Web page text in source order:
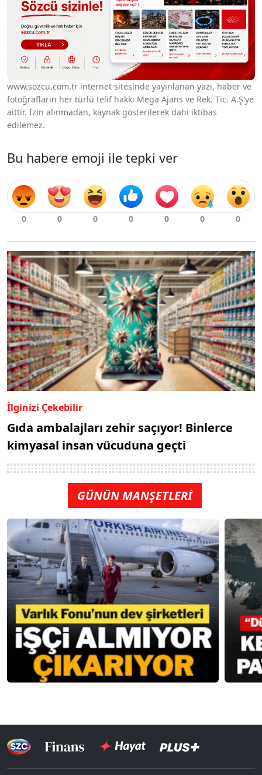
www.sozcu.com.tr internet sitesinde yayınlanan yazı, haber ve
fotoğrafların her türlü telif hakkı Mega Ajans ve Rek. Tic. A.Ş'ye
aittir. İzin alınmadan, kaynak gösterilerek dahi iktibas
edilemez.
Bu habere emoji ile tepki ver
İlginizi Çekebilir
Gıda ambalajları zehir saçıyor! Binlerce
kimyasal insan vücuduna geçti
GÜNÜN MANŞETLERİ